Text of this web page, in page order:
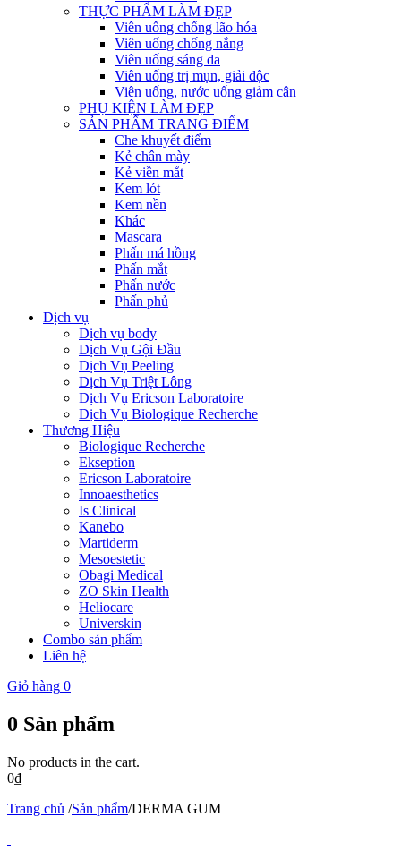
THỰC PHẨM LÀM ĐẸP
Viên uống chống lão hóa
Viên uống chống nắng
Viên uống sáng da
Viên uống trị mụn, giải độc
Viên uống, nước uống giảm cân
PHỤ KIỆN LÀM ĐẸP
SẢN PHẨM TRANG ĐIỂM
Che khuyết điểm
Kẻ chân mày
Kẻ viền mắt
Kem lót
Kem nền
Khác
Mascara
Phấn má hồng
Phấn mắt
Phấn nước
Phấn phủ
Dịch vụ
Dịch vụ body
Dịch Vụ Gội Đầu
Dịch Vụ Peeling
Dịch Vụ Triệt Lông
Dịch Vụ Ericson Laboratoire
Dịch Vụ Biologique Recherche
Thương Hiệu
Biologique Recherche
Ekseption
Ericson Laboratoire
Innoaesthetics
Is Clinical
Kanebo
Martiderm
Mesoestetic
Obagi Medical
ZO Skin Health
Heliocare
Universkin
Combo sản phẩm
Liên hệ
Giỏ hàng 0
0 Sản phẩm
No products in the cart.
0₫
Trang chủ /Sản phẩm/DERMA GUM